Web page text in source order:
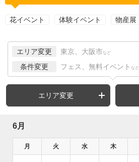
花イベント 体験イベント 物産展
エリア変更 東京、大阪市 など
条件変更 フェス、無料イベント など
エリア変更
6月
月 火 水 木